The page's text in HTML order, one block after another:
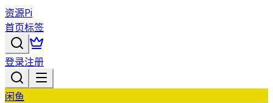
资源Pi
首页标签
登录注册
闲鱼